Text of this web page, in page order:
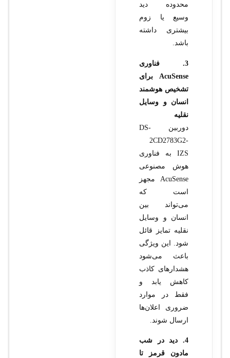
محدوده دید
وسیع یا زوم
بیشتری داشته
باشد.
3. فناوری
AcuSense برای
تشخیص هوشمند
انسان و وسایل
نقلیه
دوربین DS-
2CD2783G2-
IZS به فناوری
هوش مصنوعی
AcuSense مجهز
است که
می‌تواند بین
انسان و وسایل
نقلیه تمایز قائل
شود. این ویژگی
باعث می‌شود
هشدارهای کاذب
کاهش یابد و
فقط در موارد
ضروری اعلان‌ها
ارسال شوند.
4. دید در شب
مادون قرمز تا